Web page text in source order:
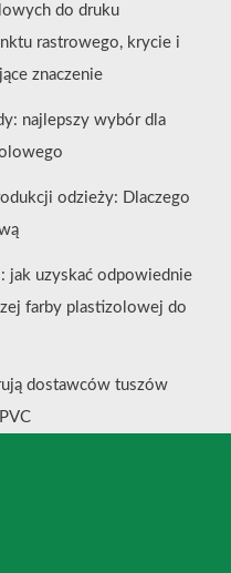
do druku
rastrowego, krycie i
znaczenie
najlepszy wybór dla
odzieży: Dlaczego
jak uzyskać odpowiednie
farby plastizolowej do
dostawców tuszów